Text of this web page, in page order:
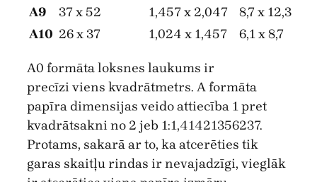
A9
37 x 52 1,457 x 2,047
8,7 x 12,3
A10 26 x 37 1,024 x 1,457 6,1 x 8,7
A0 formāta loksnes laukums ir
precīzi viens kvadrātmetrs. A formāta
papīra dimensijas veido attiecība 1 pret
kvadrātsakni no 2 jeb 1:1,41421356237.
Protams, sakarā ar to, ka atcerēties tik
garas skaitļu rindas ir nevajadzīgi, vieglāk